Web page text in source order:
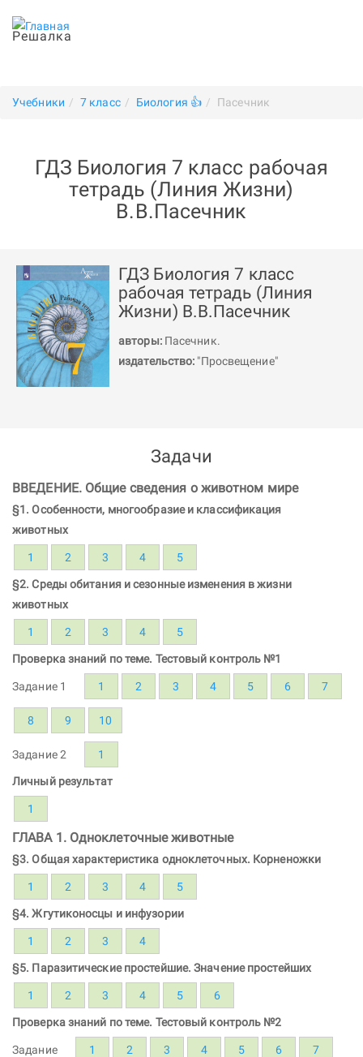
Решалка
Учебники 7 класс Биология 👍 Пасечник
ГДЗ Биология 7 класс рабочая
тетрадь (Линия Жизни)
В.В.Пасечник
ГДЗ Биология 7 класс
рабочая тетрадь (Линия
Жизни) В.В.Пасечник
авторы: Пасечник.
издательство: "Просвещение"
Задачи
ВВЕДЕНИЕ. Общие сведения о животном мире
§1. Особенности, многообразие и классификация
животных
1 2 3 4 5
§2. Среды обитания и сезонные изменения в жизни
животных
1 2 3 4 5
Проверка знаний по теме. Тестовый контроль №1
Задание 1 1 2 3 4 5 6 7
8 9 10
Задание 2 1
Личный результат
1
ГЛАВА 1. Одноклеточные животные
§3. Общая характеристика одноклеточных. Корненожки
1 2 3 4 5
§4. Жгутиконосцы и инфузории
1 2 3 4
§5. Паразитические простейшие. Значение простейших
1 2 3 4 5 6
Проверка знаний по теме. Тестовый контроль №2
Задание 1 2 3 4 5 6 7